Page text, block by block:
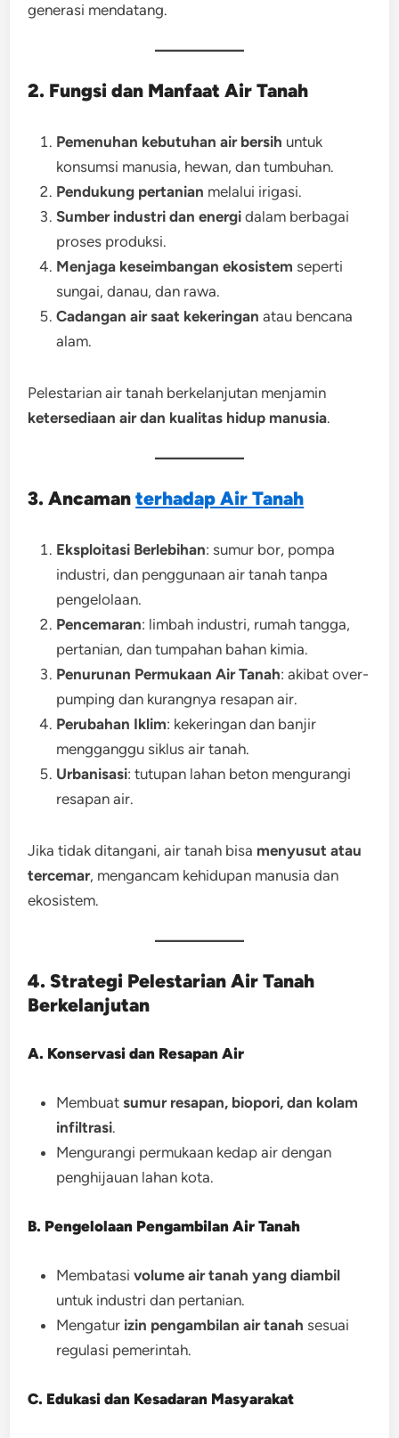
generasi mendatang.
2. Fungsi dan Manfaat Air Tanah
Pemenuhan kebutuhan air bersih untuk
konsumsi manusia, hewan, dan tumbuhan.
Pendukung pertanian melalui irigasi.
Sumber industri dan energi dalam berbagai
proses produksi.
Menjaga keseimbangan ekosistem seperti
sungai, danau, dan rawa.
Cadangan air saat kekeringan atau bencana
alam.
Pelestarian air tanah berkelanjutan menjamin
ketersediaan air dan kualitas hidup manusia.
3. Ancamanterhadap Air Tanah
Eksploitasi Berlebihan: sumur bor, pompa
industri, dan penggunaan air tanah tanpa
pengelolaan.
Pencemaran: limbah industri, rumah tangga,
pertanian, dan tumpahan bahan kimia.
Penurunan Permukaan Air Tanah: akibat over-
pumping dan kurangnya resapan air.
Perubahan Iklim: kekeringan dan banjir
mengganggu siklus air tanah.
Urbanisasi: tutupan lahan beton mengurangi
resapan air.
Jika tidak ditangani, air tanah bisa menyusut atau
tercemar, mengancam kehidupan manusia dan
ekosistem.
4. Strategi Pelestarian Air Tanah
Berkelanjutan
A. Konservasi dan Resapan Air
Membuatsumur resapan, biopori, dan kolam
infiltrasi.
Mengurangi permukaan kedap air dengan
penghijauan lahan kota.
B. Pengelolaan Pengambilan Air Tanah
Membatasivolume air tanah yang diambil
untuk industri dan pertanian.
Mengatur izin pengambilan air tanah sesuai
regulasi pemerintah.
C. Edukasi dan Kesadaran Masyarakat